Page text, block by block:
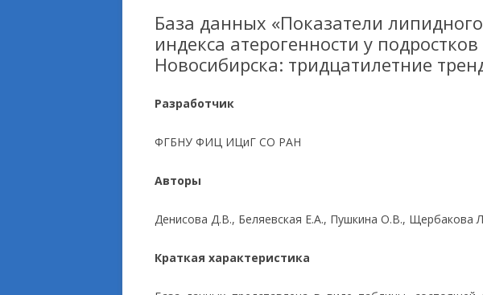
БИОКОЛЛЕКЦИИ
ДОМЕСТИКАЦИОННАЯ МОДЕЛЬ
База данных «Показатели
индекса атерогенности у
Новосибирска: тридцатилетние
Разработчик
ФГБНУ ФИЦ ИЦиГ СО РАН
Авторы
Денисова Д.В., Беляевская Е.А., Пушкина О.В., Щербакова
Краткая характеристика